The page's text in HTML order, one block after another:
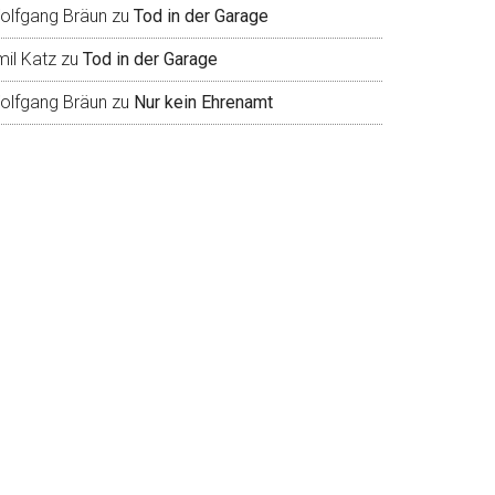
Bräun zu Tod in der Garage
Katz zu Tod in der Garage
Bräun zu Nur kein Ehrenamt